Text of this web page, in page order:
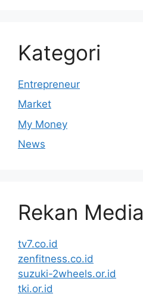
Kategori
Entrepreneur
Market
My Money
News
Rekan Media
tv7.co.id
zenfitness.co.id
suzuki-2wheels.or.id
tki.or.id